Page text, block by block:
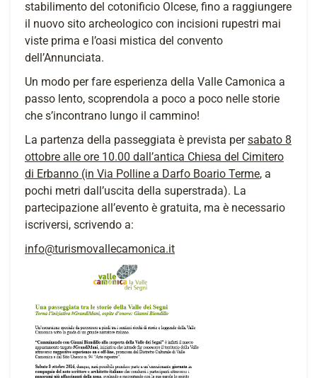
stabilimento del cotonificio Olcese, fino a raggiungere
il nuovo sito archeologico con incisioni rupestri mai
viste prima e l’oasi mistica del convento
dell’Annunciata.
Un modo per fare esperienza della Valle Camonica a
passo lento, scoprendola a poco a poco nelle storie
che s’incontrano lungo il cammino!
La partenza della passeggiata è prevista persabato 8
ottobre alle ore 10.00 dall’antica Chiesa del Cimitero
di Erbanno (in Via Polline a Darfo Boario Terme, a
pochi metri dall’uscita della superstrada). La
partecipazione all’evento è gratuita, ma è necessario
iscriversi, scrivendo a:
info@turismovallecamonica.it